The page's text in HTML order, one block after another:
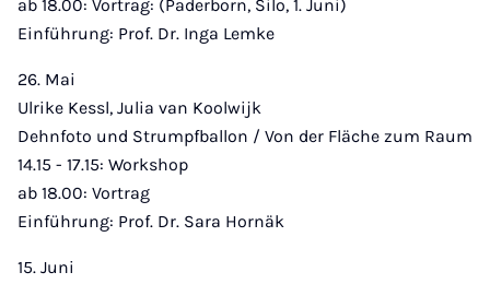
ab 18.00: Vortrag: (Paderborn, Silo, 1. Juni)
Einführung: Prof. Dr. Inga Lemke
26. Mai
Ulrike Kessl, Julia van Koolwijk
Dehnfoto und Strumpfballon / Von der Fläche zum Raum
14.15 - 17.15: Workshop
ab 18.00: Vortrag
Einführung: Prof. Dr. Sara Hornäk
15. Juni